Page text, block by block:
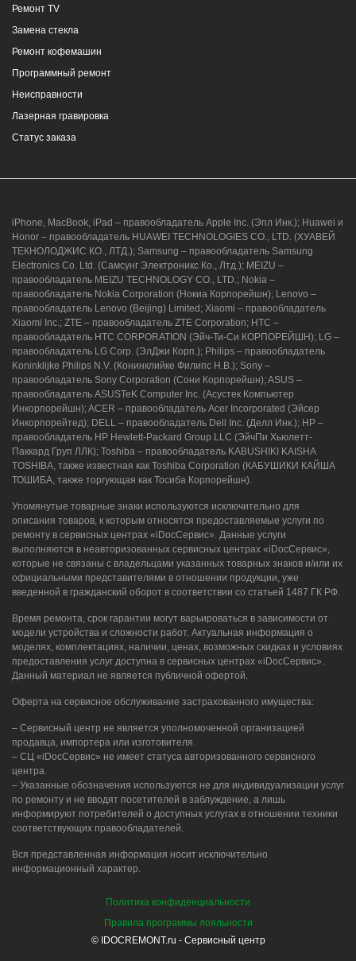
Ремонт TV
Замена стекла
Ремонт кофемашин
Программный ремонт
Неисправности
Лазерная гравировка
Статус заказа
iPhone, MacBook, iPad – правообладатель Apple Inc. (Эпл Инк.); Huawei и
Honor – правообладатель HUAWEI TECHNOLOGIES CO., LTD. (ХУАВЕЙ
ТЕКНОЛОДЖИС КО., ЛТД.); Samsung – правообладатель Samsung
Electronics Co. Ltd. (Самсунг Электроникс Ко., Лтд.); MEIZU –
правообладатель MEIZU TECHNOLOGY CO., LTD.; Nokia –
правообладатель Nokia Corporation (Нокиа Корпорейшн); Lenovo –
правообладатель Lenovo (Beijing) Limited; Xiaomi – правообладатель
Xiaomi Inc.; ZTE – правообладатель ZTE Corporation; HTC –
правообладатель HTC CORPORATION (Эйч-Ти-Си КОРПОРЕЙШН); LG –
правообладатель LG Corp. (ЭлДжи Корп.); Philips – правообладатель
Koninklijke Philips N.V. (Конинклийке Филипс Н.В.); Sony –
правообладатель Sony Corporation (Сони Корпорейшн); ASUS –
правообладатель ASUSTeK Computer Inc. (Асустек Компьютер
Инкорпорейшн); ACER – правообладатель Acer Incorporated (Эйсер
Инкорпорейтед); DELL – правообладатель Dell Inc. (Делл Инк.); HP –
правообладатель HP Hewlett-Packard Group LLC (ЭйчПи Хьюлетт-
Паккард Груп ЛЛК); Toshiba – правообладатель KABUSHIKI KAISHA
TOSHIBA, также известная как Toshiba Corporation (КАБУШИКИ КАЙША
ТОШИБА, также торгующая как Тосиба Корпорейшн).
Упомянутые товарные знаки используются исключительно для
описания товаров, к которым относятся предоставляемые услуги по
ремонту в сервисных центрах «iDocСервис». Данные услуги
выполняются в неавторизованных сервисных центрах «iDocСервис»,
которые не связаны с владельцами указанных товарных знаков и/или их
официальными представителями в отношении продукции, уже
введенной в гражданский оборот в соответствии со статьей 1487 ГК РФ.
Время ремонта, срок гарантии могут варьироваться в зависимости от
модели устройства и сложности работ. Актуальная информация о
моделях, комплектациях, наличии, ценах, возможных скидках и условиях
предоставления услуг доступна в сервисных центрах «iDocСервис».
Данный материал не является публичной офертой.
Оферта на сервисное обслуживание застрахованного имущества:
– Сервисный центр не является уполномоченной организацией
продавца, импортера или изготовителя.
– СЦ «iDocСервис» не имеет статуса авторизованного сервисного
центра.
– Указанные обозначения используются не для индивидуализации услуг
по ремонту и не вводят посетителей в заблуждение, а лишь
информируют потребителей о доступных услугах в отношении техники
соответствующих правообладателей.
Вся представленная информация носит исключительно
информационный характер.
Политика конфиденциальности
Правила программы лояльности
© IDOCREMONT.ru - Сервисный центр